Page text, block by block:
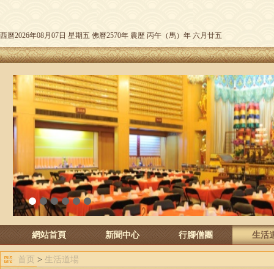
西曆2026年08月07日 星期五 佛曆2570年 農歷 丙午（馬）年 六月廿五
1 2 3 4 5 6
網站首頁 新聞中心 行腳僧團 生活
首页 > 生活道場